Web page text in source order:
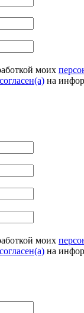
моих
согласен(а) на
моих
согласен(а) на